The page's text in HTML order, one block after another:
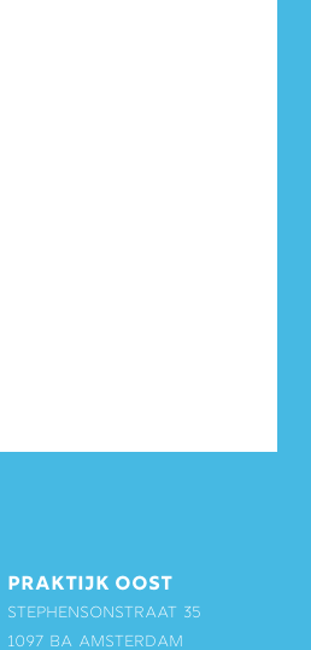
PRAKTIJK OOST
Stephensonstraat 35
1097 BA Amsterdam